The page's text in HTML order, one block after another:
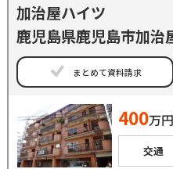
加治屋ハイツ
鹿児島県鹿児島市加治
まとめて資料請求
400万円
交通